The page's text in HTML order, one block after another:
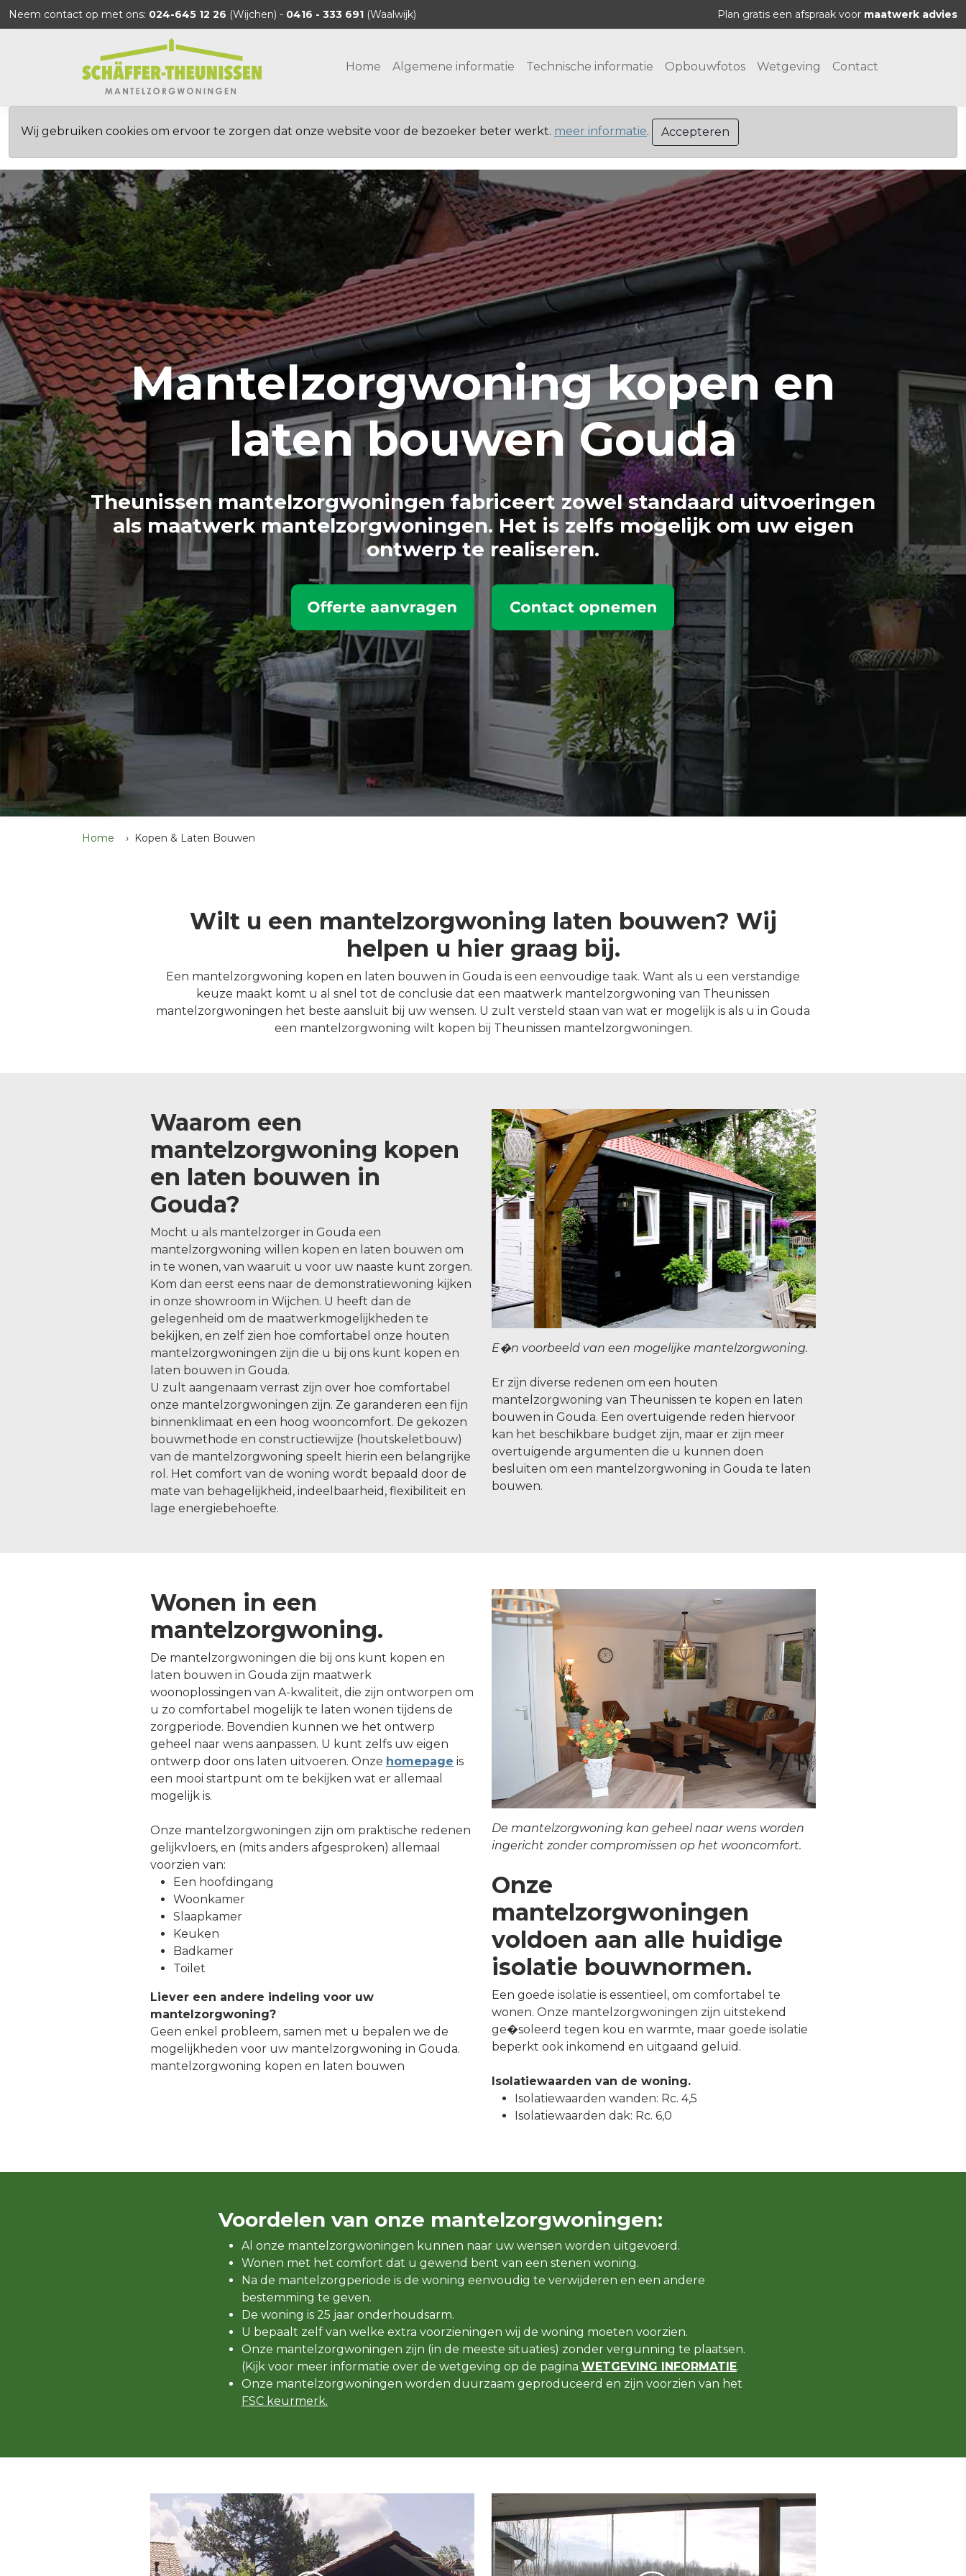
Neem contact op met ons: 024-645 12 26 (Wijchen) - 0416 - 333 691 (Waalwijk) Plan gratis een afspraak voor maatwerk advies
Home Algemene informatie Technische informatie Opbouwfotos Wetgeving Contact
Wij gebruiken cookies om ervoor te zorgen dat onze website voor de bezoeker beter werkt. meer informatie. Accepteren
Mantelzorgwoning kopen en
laten bouwen Gouda
>
Theunissen mantelzorgwoningen fabriceert zowel standaard uitvoeringen
als maatwerk mantelzorgwoningen. Het is zelfs mogelijk om uw eigen
ontwerp te realiseren.
Home Kopen & Laten Bouwen
Wilt u een mantelzorgwoning laten bouwen? Wij
helpen u hier graag bij.
Een mantelzorgwoning kopen en laten bouwen in Gouda is een eenvoudige taak. Want als u een verstandige
keuze maakt komt u al snel tot de conclusie dat een maatwerk mantelzorgwoning van Theunissen
mantelzorgwoningen het beste aansluit bij uw wensen. U zult versteld staan van wat er mogelijk is als u in Gouda
een mantelzorgwoning wilt kopen bij Theunissen mantelzorgwoningen.
Waarom een
mantelzorgwoning kopen
en laten bouwen in
Gouda?
Mocht u als mantelzorger in Gouda een
mantelzorgwoning willen kopen en laten bouwen om
in te wonen, van waaruit u voor uw naaste kunt zorgen.
Kom dan eerst eens naar de demonstratiewoning kijken
in onze showroom in Wijchen. U heeft dan de
gelegenheid om de maatwerkmogelijkheden te
bekijken, en zelf zien hoe comfortabel onze houten
mantelzorgwoningen zijn die u bij ons kunt kopen en
laten bouwen in Gouda.
U zult aangenaam verrast zijn over hoe comfortabel
onze mantelzorgwoningen zijn. Ze garanderen een fijn
binnenklimaat en een hoog wooncomfort. De gekozen
bouwmethode en constructiewijze (houtskeletbouw)
van de mantelzorgwoning speelt hierin een belangrijke
rol. Het comfort van de woning wordt bepaald door de
mate van behagelijkheid, indeelbaarheid, flexibiliteit en
lage energiebehoefte.
E�n voorbeeld van een mogelijke mantelzorgwoning.
Er zijn diverse redenen om een houten
mantelzorgwoning van Theunissen te kopen en laten
bouwen in Gouda. Een overtuigende reden hiervoor
kan het beschikbare budget zijn, maar er zijn meer
overtuigende argumenten die u kunnen doen
besluiten om een mantelzorgwoning in Gouda te laten
bouwen.
Wonen in een
mantelzorgwoning.
De mantelzorgwoningen die bij ons kunt kopen en
laten bouwen in Gouda zijn maatwerk
woonoplossingen van A-kwaliteit, die zijn ontworpen om
u zo comfortabel mogelijk te laten wonen tijdens de
zorgperiode. Bovendien kunnen we het ontwerp
geheel naar wens aanpassen. U kunt zelfs uw eigen
ontwerp door ons laten uitvoeren. Onze homepage is
een mooi startpunt om te bekijken wat er allemaal
mogelijk is.
Onze mantelzorgwoningen zijn om praktische redenen
gelijkvloers, en (mits anders afgesproken) allemaal
voorzien van:
Een hoofdingang
Woonkamer
Slaapkamer
Keuken
Badkamer
Toilet
Liever een andere indeling voor uw
mantelzorgwoning?
Geen enkel probleem, samen met u bepalen we de
mogelijkheden voor uw mantelzorgwoning in Gouda.
mantelzorgwoning kopen en laten bouwen
De mantelzorgwoning kan geheel naar wens worden
ingericht zonder compromissen op het wooncomfort.
Onze
mantelzorgwoningen
voldoen aan alle huidige
isolatie bouwnormen.
Een goede isolatie is essentieel, om comfortabel te
wonen. Onze mantelzorgwoningen zijn uitstekend
ge�soleerd tegen kou en warmte, maar goede isolatie
beperkt ook inkomend en uitgaand geluid.
Isolatiewaarden van de woning.
Isolatiewaarden wanden: Rc. 4,5
Isolatiewaarden dak: Rc. 6,0
Voordelen van onze mantelzorgwoningen:
Al onze mantelzorgwoningen kunnen naar uw wensen worden uitgevoerd.
Wonen met het comfort dat u gewend bent van een stenen woning.
Na de mantelzorgperiode is de woning eenvoudig te verwijderen en een andere
bestemming te geven.
De woning is 25 jaar onderhoudsarm.
U bepaalt zelf van welke extra voorzieningen wij de woning moeten voorzien.
Onze mantelzorgwoningen zijn (in de meeste situaties) zonder vergunning te plaatsen.
(Kijk voor meer informatie over de wetgeving op de pagina WETGEVING INFORMATIE.
Onze mantelzorgwoningen worden duurzaam geproduceerd en zijn voorzien van het
FSC keurmerk.